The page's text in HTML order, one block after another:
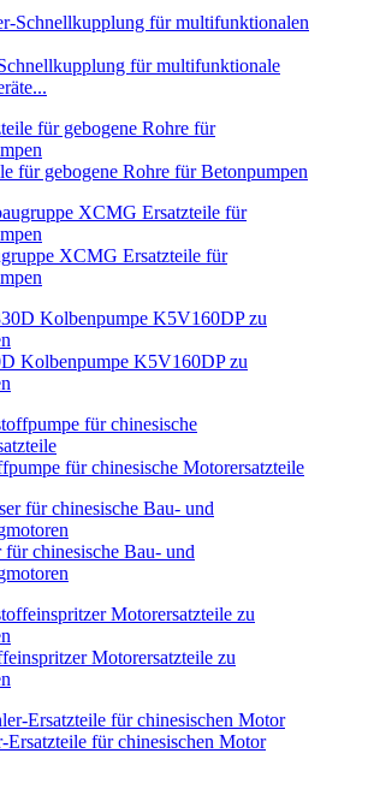
für multifunktionale
für gebogene Rohre für Betonpumpen
XCMG Ersatzteile für
Kolbenpumpe K5V160DP zu
für chinesische Motorersatzteile
für chinesische Bau- und
Motorersatzteile zu
Ersatzteile für chinesischen Motor